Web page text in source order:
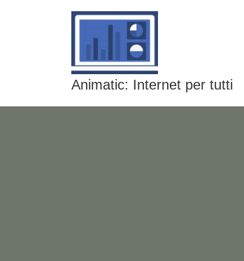
Animatic: Internet per tutti